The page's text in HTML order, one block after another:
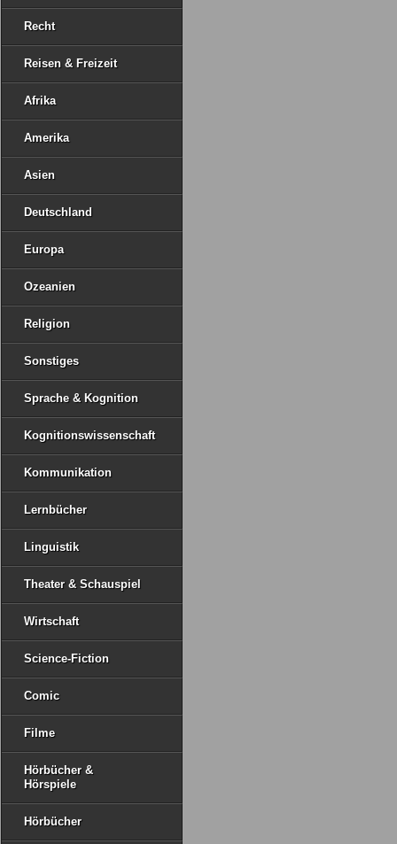
Recht
Reisen & Freizeit
Afrika
Amerika
Asien
Deutschland
Europa
Ozeanien
Religion
Sonstiges
Sprache & Kognition
Kognitionswissenschaft
Kommunikation
Lernbücher
Linguistik
Theater & Schauspiel
Wirtschaft
Science-Fiction
Comic
Filme
Hörbücher &
Hörspiele
Hörbücher